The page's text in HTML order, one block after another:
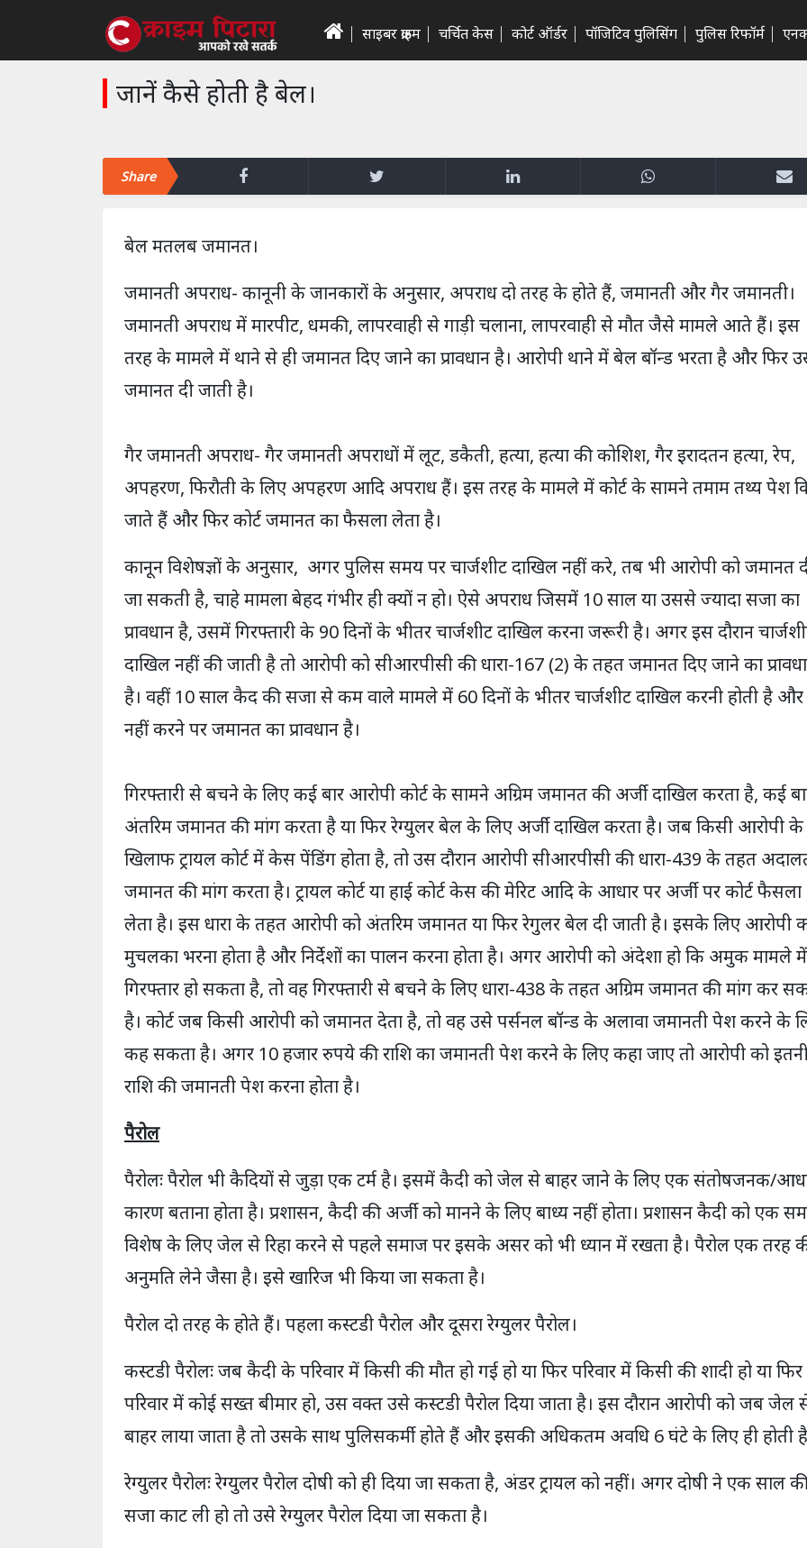
साइबर क्राइम चर्चित केस कोर्ट ऑर्डर पॉजिटिव पुलिसिंग पुलिस रिफॉर्म
जानें कैसे होती है बेल।
Share
बेल मतलब जमानत।
जमानती अपराध- कानूनी के जानकारों के अनुसार, अपराध दो तरह के होते हैं, जमानती और गैर जमानती।
जमानती अपराध में मारपीट, धमकी, लापरवाही से गाड़ी चलाना, लापरवाही से मौत जैसे मामले आते हैं। इस
तरह के मामले में थाने से ही जमानत दिए जाने का प्रावधान है। आरोपी थाने में बेल बॉन्ड भरता है और फिर
जमानत दी जाती है।
गैर जमानती अपराध- गैर जमानती अपराधों में लूट, डकैती, हत्या, हत्या की कोशिश, गैर इरादतन हत्या, रेप,
अपहरण, फिरौती के लिए अपहरण आदि अपराध हैं। इस तरह के मामले में कोर्ट के सामने तमाम तथ्य पेश
जाते हैं और फिर कोर्ट जमानत का फैसला लेता है।
कानून विशेषज्ञों के अनुसार, अगर पुलिस समय पर चार्जशीट दाखिल नहीं करे, तब भी आरोपी को जमानत
जा सकती है, चाहे मामला बेहद गंभीर ही क्यों न हो। ऐसे अपराध जिसमें 10 साल या उससे ज्यादा सजा का
प्रावधान है, उसमें गिरफ्तारी के 90 दिनों के भीतर चार्जशीट दाखिल करना जरूरी है। अगर इस दौरान
दाखिल नहीं की जाती है तो आरोपी को सीआरपीसी की धारा-167 (2) के तहत जमानत दिए जाने का
है। वहीं 10 साल कैद की सजा से कम वाले मामले में 60 दिनों के भीतर चार्जशीट दाखिल करनी होती है और
नहीं करने पर जमानत का प्रावधान है।
गिरफ्तारी से बचने के लिए कई बार आरोपी कोर्ट के सामने अग्रिम जमानत की अर्जी दाखिल करता है, कई
अंतरिम जमानत की मांग करता है या फिर रेग्युलर बेल के लिए अर्जी दाखिल करता है। जब किसी आरोपी के
खिलाफ ट्रायल कोर्ट में केस पेंडिंग होता है, तो उस दौरान आरोपी सीआरपीसी की धारा-439 के तहत
जमानत की मांग करता है। ट्रायल कोर्ट या हाई कोर्ट केस की मेरिट आदि के आधार पर अर्जी पर कोर्ट फैसला
लेता है। इस धारा के तहत आरोपी को अंतरिम जमानत या फिर रेगुलर बेल दी जाती है। इसके लिए आरोपी
मुचलका भरना होता है और निर्देशों का पालन करना होता है। अगर आरोपी को अंदेशा हो कि अमुक मामले
गिरफ्तार हो सकता है, तो वह गिरफ्तारी से बचने के लिए धारा-438 के तहत अग्रिम जमानत की मांग कर
है। कोर्ट जब किसी आरोपी को जमानत देता है, तो वह उसे पर्सनल बॉन्ड के अलावा जमानती पेश करने के
कह सकता है। अगर 10 हजार रुपये की राशि का जमानती पेश करने के लिए कहा जाए तो आरोपी को
राशि की जमानती पेश करना होता है।
पैरोल
पैरोलः पैरोल भी कैदियों से जुड़ा एक टर्म है। इसमें कैदी को जेल से बाहर जाने के लिए एक संतोषजनक/
कारण बताना होता है। प्रशासन, कैदी की अर्जी को मानने के लिए बाध्य नहीं होता। प्रशासन कैदी को एक
विशेष के लिए जेल से रिहा करने से पहले समाज पर इसके असर को भी ध्यान में रखता है। पैरोल एक तरह
अनुमति लेने जैसा है। इसे खारिज भी किया जा सकता है।
पैरोल दो तरह के होते हैं। पहला कस्टडी पैरोल और दूसरा रेग्युलर पैरोल।
कस्टडी पैरोलः जब कैदी के परिवार में किसी की मौत हो गई हो या फिर परिवार में किसी की शादी हो या फिर
परिवार में कोई सख्त बीमार हो, उस वक्त उसे कस्टडी पैरोल दिया जाता है। इस दौरान आरोपी को जब जेल
बाहर लाया जाता है तो उसके साथ पुलिसकर्मी होते हैं और इसकी अधिकतम अवधि 6 घंटे के लिए ही होती
रेग्युलर पैरोलः रेग्युलर पैरोल दोषी को ही दिया जा सकता है, अंडर ट्रायल को नहीं। अगर दोषी ने एक साल
सजा काट ली हो तो उसे रेग्युलर पैरोल दिया जा सकता है।